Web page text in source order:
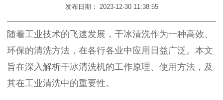
发布日期： 2023-12-30 11:38:55
随着工业技术的飞速发展，干冰清洗作为一种高效、
环保的清洗方法，在各行各业中应用日益广泛。本文
旨在深入解析干冰清洗机的工作原理、使用方法，及
其在工业清洗中的重要性。